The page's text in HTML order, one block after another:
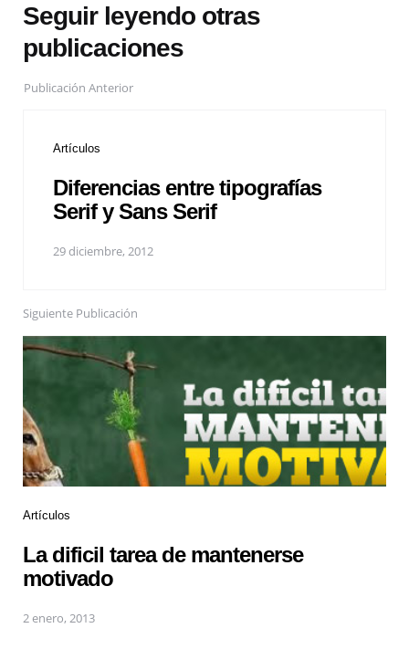
Seguir leyendo otras
publicaciones
Publicación Anterior
Artículos
Diferencias entre tipografías
Serif y Sans Serif
29 diciembre, 2012
Siguiente Publicación
Artículos
La dificil tarea de mantenerse
motivado
2 enero, 2013